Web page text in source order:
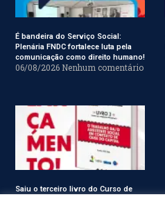
É bandeira do Serviço Social:
Plenária FNDC fortalece luta pela
comunicação como direito humano!
06/08/2026 Nenhum comentário
Saiu o terceiro livro do Curso de